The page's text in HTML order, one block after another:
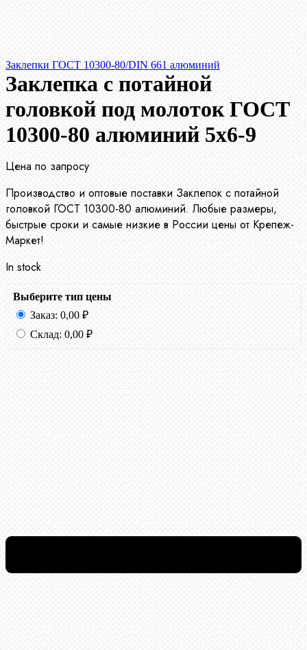
Заклепки ГОСТ 10300-80/DIN 661 алюминий
Заклепка с потайной
головкой под молоток ГОСТ
10300-80 алюминий 5х6-9
Цена по запросу
Производство и оптовые поставки Заклепок с потайной
головкой ГОСТ 10300-80 алюминий. Любые размеры,
быстрые сроки и самые низкие в России цены от Крепеж-
Маркет!
In stock
Выберите тип цены
Заказ: 0,00 ₽
Склад: 0,00 ₽